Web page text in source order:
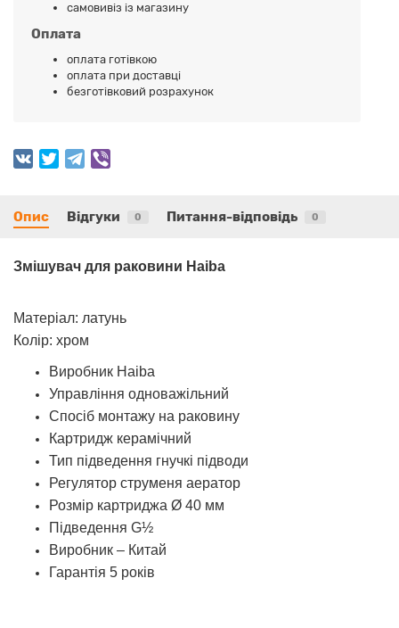
самовивіз із магазину
Оплата
оплата готівкою
оплата при доставці
безготівковий розрахунок
Опис Відгуки 0 Питання-відповідь 0
Змішувач для раковини Haiba
Матеріал: латунь
Колір: хром
Виробник Haiba
Управління одноважільний
Спосіб монтажу на раковину
Картридж керамічний
Тип підведення гнучкі підводи
Регулятор струменя аератор
Розмір картриджа Ø 40 мм
Підведення G½
Виробник – Китай
Гарантія 5 років